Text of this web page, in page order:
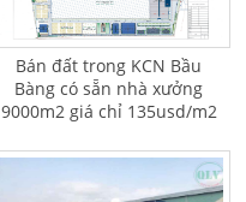
Bán đất trong KCN Bầu
Bàng có sẵn nhà xưởng
9000m2 giá chỉ 135usd/m2